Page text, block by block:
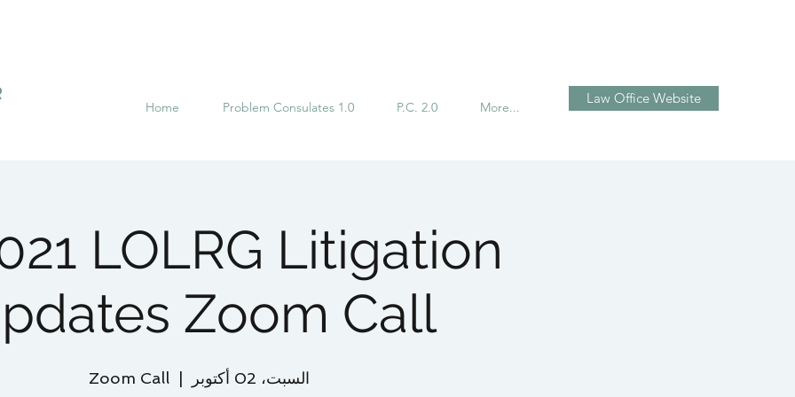
Home Problem Consulates 1.0 P.C. 2.0 More...
Law Office Website
LOLRG Litigation
Zoom Call
السبت، 02 أكتوبر
  |
Zoom Call